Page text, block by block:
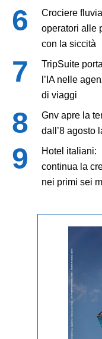
Crociere
operatori alle
con la siccità
TripSuite porta
l’IA nelle
di viaggi
Gnv apre la
dall’8 agosto
Hotel italiani:
continua la
nei primi sei